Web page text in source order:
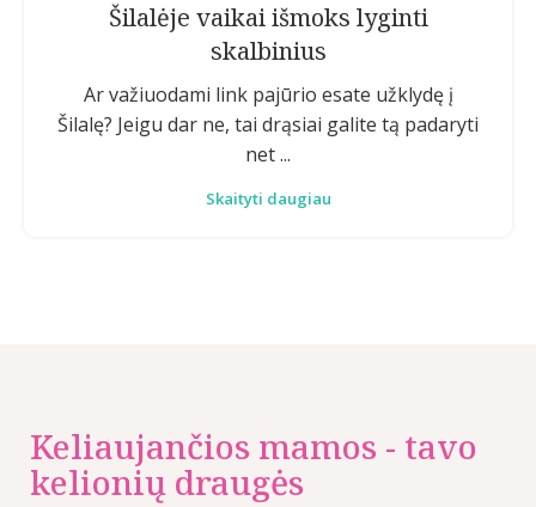
Šilalėje vaikai išmoks lyginti
skalbinius
Ar važiuodami link pajūrio esate užklydę į
Šilalę? Jeigu dar ne, tai drąsiai galite tą padaryti
net ...
Skaityti daugiau
Keliaujančios mamos - tavo
kelionių draugės